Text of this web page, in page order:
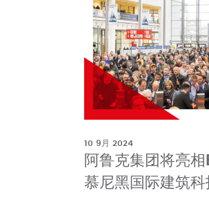
10 9月 2024
阿鲁克集团将亮
慕尼黑国际建筑科